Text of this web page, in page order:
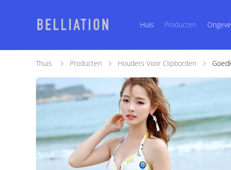
Huis Producten
Thuis Producten Houders Voor Clipborden